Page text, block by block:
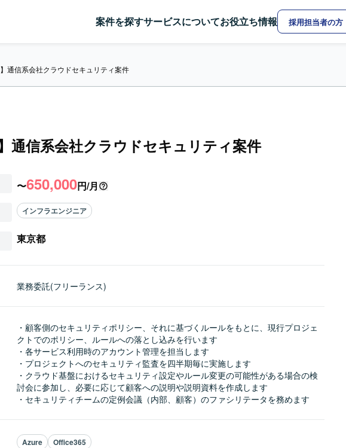
案件を探すサービスについてお役立ち情報 採用担当者の方
通信系会社クラウドセキュリティ案件
通信系会社クラウドセキュリティ案件
〜650,000円/月
インフラエンジニア
東京都
業務委託(フリーランス)
・顧客側のセキュリティポリシー、それに基づくルールをもとに、現行プロジェ
クトでのポリシー、ルールへの落とし込みを行います
・各サービス利用時のアカウント管理を担当します
・プロジェクトへのセキュリティ監査を四半期毎に実施します
・クラウド基盤におけるセキュリティ設定やルール変更の可能性がある場合の検
討会に参加し、必要に応じて顧客への説明や説明資料を作成します
・セキュリティチームの定例会議（内部、顧客）のファシリテータを務めます
Azure Office365